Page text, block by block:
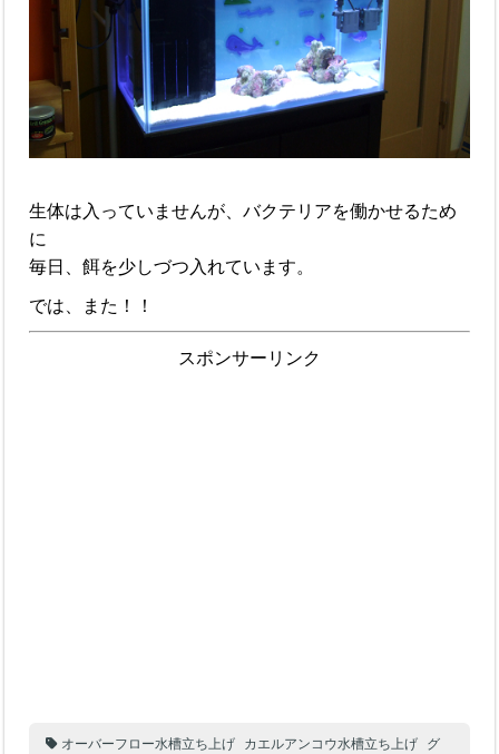
生体は入っていませんが、バクテリアを働かせるため
に
毎日、餌を少しづつ入れています。
では、また！！
スポンサーリンク
オーバーフロー水槽立ち上げ カエルアンコウ水槽立ち上げ
グ